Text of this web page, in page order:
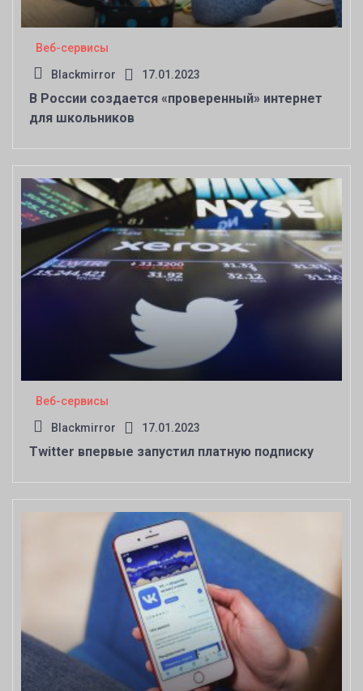
Веб-сервисы
Blackmirror 17.01.2023
В России создается «проверенный» интернет
для школьников
Веб-сервисы
Blackmirror 17.01.2023
Twitter впервые запустил платную подписку